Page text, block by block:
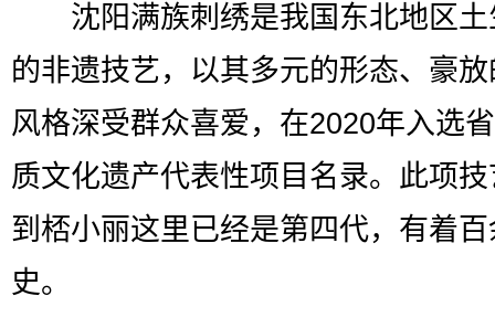
沈阳满族刺绣是我国东北地区土
的非遗技艺，以其多元的形态、豪
风格深受群众喜爱，在2020年入选
质文化遗产代表性项目名录。此项
到桮小丽这里已经是第四代，有着
史。